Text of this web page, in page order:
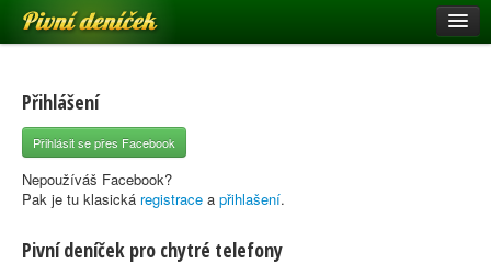
Pivní deníček
Pivní mapa
Pivní značky
Nápověda
Přihlášení
Přihlásit se přes Facebook
Nepoužíváš Facebook?
Pak je tu klasická registrace a přihlašení.
Pivní deníček pro chytré telefony